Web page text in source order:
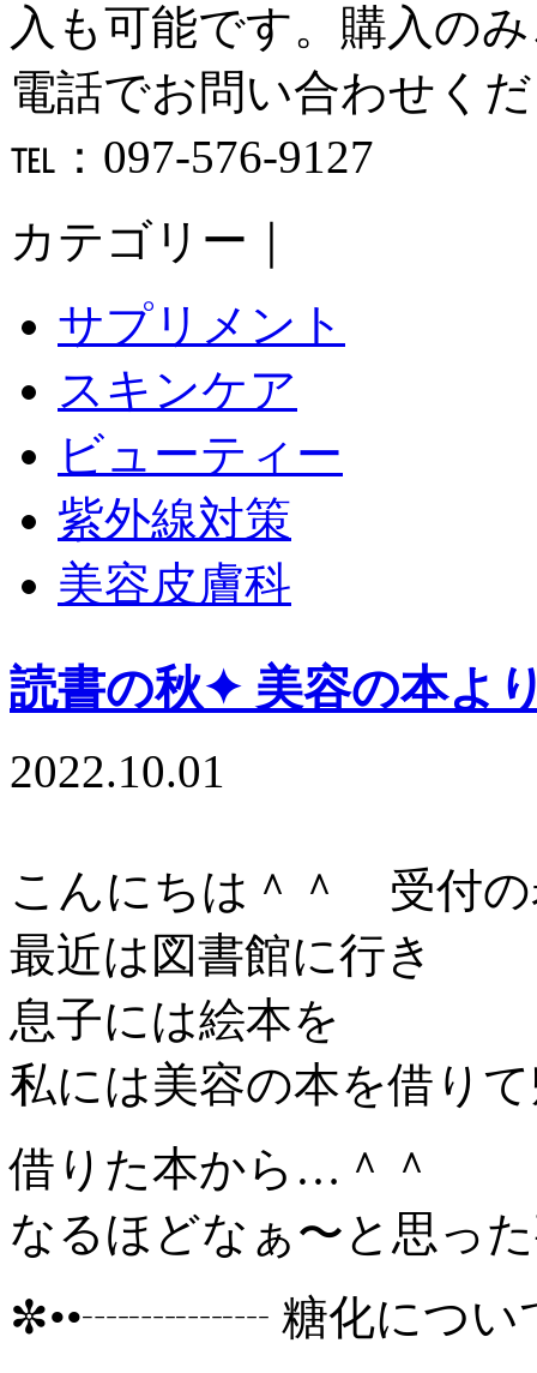
入も可能です。購入の
電話でお問い合わせく
℡：097-576-9127
カテゴリー｜
サプリメント
スキンケア
ビューティー
紫外線対策
美容皮膚科
読書の秋✦ 美容の本よ
2022.10.01
こんにちは＾＾ 受付の
最近は図書館に行き
息子には絵本を
私には美容の本を借り
借りた本から…＾＾
✼••┈┈┈┈ 糖化につ